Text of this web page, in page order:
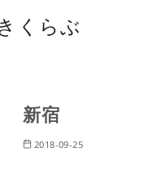
くらぶ
新宿
2018-09-25